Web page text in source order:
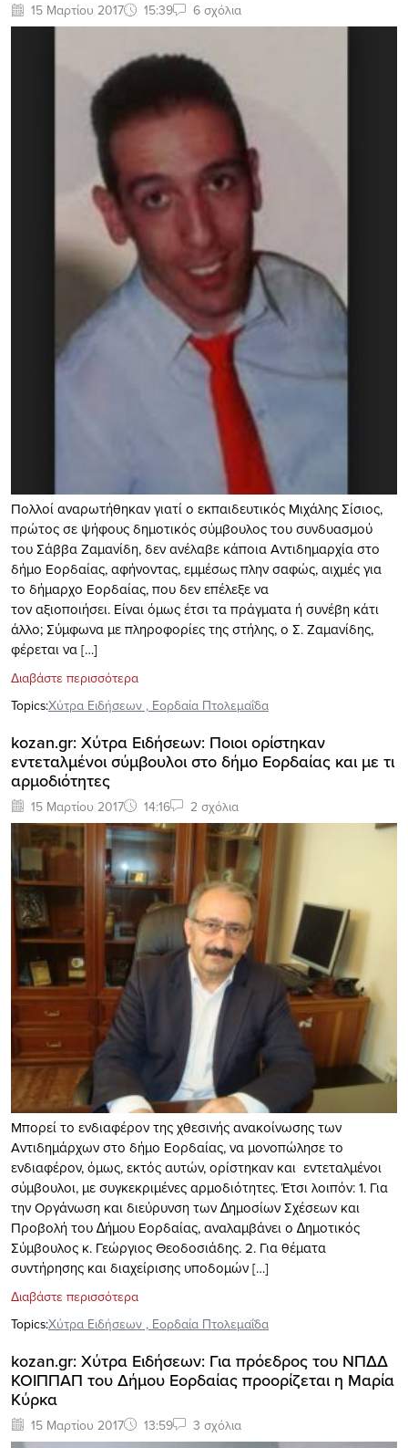
15 Μαρτίου 2017 15:39 6 σχόλια
Πολλοί αναρωτήθηκαν γιατί ο εκπαιδευτικός Μιχάλης Σίσιος,
πρώτος σε ψήφους δημοτικός σύμβουλος του συνδυασμού
του Σάββα Ζαμανίδη, δεν ανέλαβε κάποια Αντιδημαρχία στο
δήμο Εορδαίας, αφήνοντας, εμμέσως πλην σαφώς, αιχμές για
το δήμαρχο Εορδαίας, που δεν επέλεξε να
τον αξιοποιήσει. Είναι όμως έτσι τα πράγματα ή συνέβη κάτι
άλλο; Σύμφωνα με πληροφορίες της στήλης, ο Σ. Ζαμανίδης,
φέρεται να […]
Διαβάστε περισσότερα
Topics:Xύτρα Ειδήσεων , Εορδαία Πτολεμαΐδα
kozan.gr: Χύτρα Ειδήσεων: Ποιοι ορίστηκαν
εντεταλμένοι σύμβουλοι στο δήμο Εορδαίας και με τι
αρμοδιότητες
15 Μαρτίου 2017 14:16 2 σχόλια
Μπορεί το ενδιαφέρον της χθεσινής ανακοίνωσης των
Αντιδημάρχων στο δήμο Εορδαίας, να μονοπώλησε το
ενδιαφέρον, όμως, εκτός αυτών, ορίστηκαν και εντεταλµένοι
σύμβουλοι, με συγκεκριμένες αρμοδιότητες. Έτσι λοιπόν: 1. Για
την Οργάνωση και διεύρυνση των ∆ηµοσίων Σχέσεων και
Προβολή του ∆ήµου Εορδαίας, αναλαµβάνει ο ∆ηµοτικός
Σύµβουλος κ. Γεώργιος Θεοδοσιάδης. 2. Για θέµατα
συντήρησης και διαχείρισης υποδοµών […]
Διαβάστε περισσότερα
Topics:Xύτρα Ειδήσεων , Εορδαία Πτολεμαΐδα
kozan.gr: Χύτρα Ειδήσεων: Για πρόεδρος του ΝΠΔΔ
ΚΟΙΠΠΑΠ του Δήμου Εορδαίας προορίζεται η Μαρία
Κύρκα
15 Μαρτίου 2017 13:59 3 σχόλια